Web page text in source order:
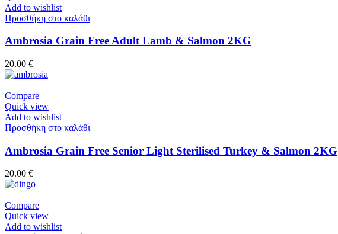
Add to wishlist
Προσθήκη στο καλάθι
Ambrosia Grain Free Adult Lamb & Salmon 2KG
20.00 €
Compare
Quick view
Add to wishlist
Προσθήκη στο καλάθι
Ambrosia Grain Free Senior Light Sterilised Turkey & Salmon 2KG
20.00 €
Compare
Quick view
Add to wishlist